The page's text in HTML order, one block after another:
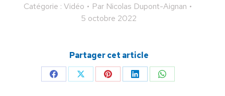
Catégorie : Vidéo Par Nicolas Dupont-Aignan
5 octobre 2022
Partager cet article
PartagerPartagerPartagerPartagerPartager